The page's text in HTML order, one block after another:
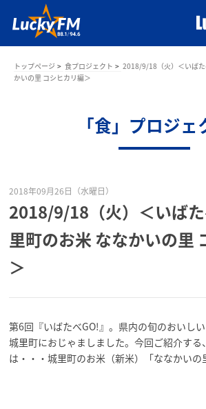
トップページ 食プロジェクト
2018/9/18（火）＜いばた
かいの里 コシヒカリ編＞
「食」プロジェ
2018年09月26日（水曜日）
2018/9/18（火）＜いば
里町のお米 ななかいの里
＞
第6回『いばたべGO!』。県内の旬のおいしい
城里町におじゃましました。今回ご紹介する
は・・・城里町のお米（新米）「ななかい